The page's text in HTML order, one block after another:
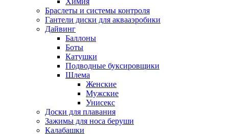
Браслеты и системы контроля
Гантели диски для аквааэробики
Дайвинг
Баллоны
Боты
Катушки
Подводные буксировщики
Шлема
Женские
Мужские
Унисекс
Доски для плавания
Зажимы для носа беруши
Калабашки